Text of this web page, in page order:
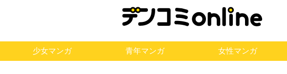
少女マンガ 青年マンガ 女性マンガ